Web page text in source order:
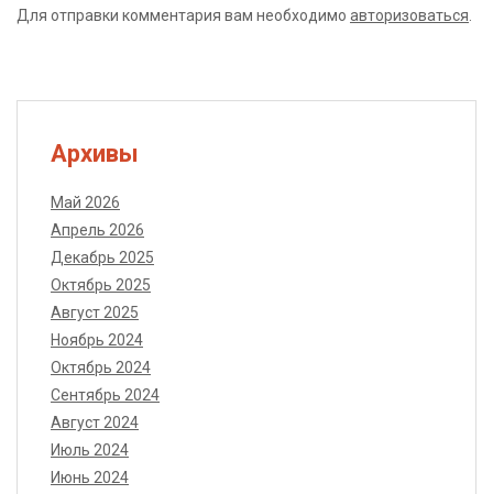
Для отправки комментария вам необходимо авторизоваться
Архивы
Май 2026
Апрель 2026
Декабрь 2025
Октябрь 2025
Август 2025
Ноябрь 2024
Октябрь 2024
Сентябрь 2024
Август 2024
Июль 2024
Июнь 2024